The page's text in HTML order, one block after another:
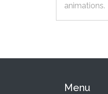
animations.
Menu